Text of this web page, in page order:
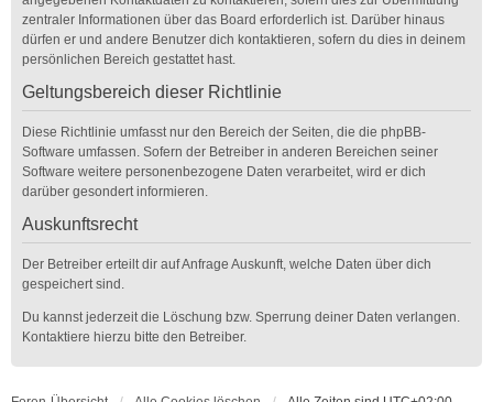
zentraler Informationen über das Board erforderlich ist. Darüber hinaus
dürfen er und andere Benutzer dich kontaktieren, sofern du dies in deinem
persönlichen Bereich gestattet hast.
Geltungsbereich dieser Richtlinie
Diese Richtlinie umfasst nur den Bereich der Seiten, die die phpBB-
Software umfassen. Sofern der Betreiber in anderen Bereichen seiner
Software weitere personenbezogene Daten verarbeitet, wird er dich
darüber gesondert informieren.
Auskunftsrecht
Der Betreiber erteilt dir auf Anfrage Auskunft, welche Daten über dich
gespeichert sind.
Du kannst jederzeit die Löschung bzw. Sperrung deiner Daten verlangen.
Kontaktiere hierzu bitte den Betreiber.